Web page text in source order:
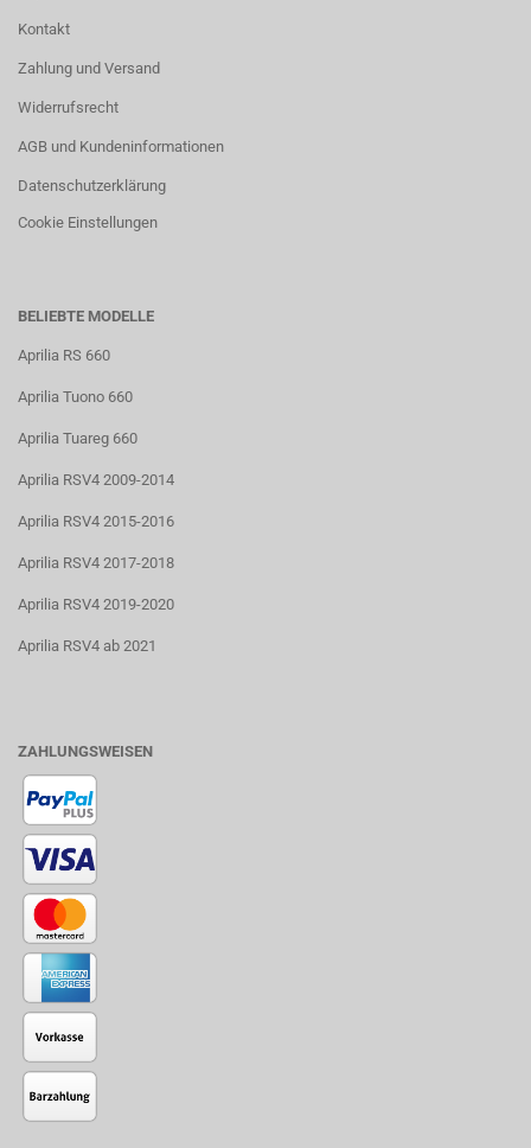
Kontakt
Zahlung und Versand
Widerrufsrecht
AGB und Kundeninformationen
Datenschutzerklärung
Cookie Einstellungen
BELIEBTE MODELLE
Aprilia RS 660
Aprilia Tuono 660
Aprilia Tuareg 660
Aprilia RSV4 2009-2014
Aprilia RSV4 2015-2016
Aprilia RSV4 2017-2018
Aprilia RSV4 2019-2020
Aprilia RSV4 ab 2021
ZAHLUNGSWEISEN